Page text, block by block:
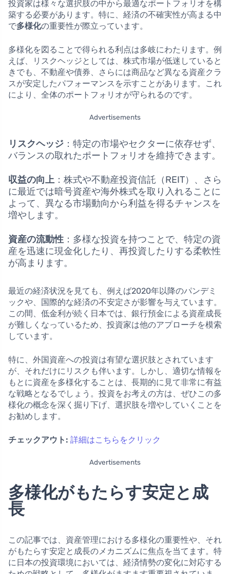
投資家は様々な選択肢の中から最適なポートフォリオを構
築する必要があります。特に、経済の不確実性が高まる中
で多様化の重要性が際立っています。
多様化を図ることで得られる利点は多岐にわたります。例
えば、リスクヘッジとしては、株式市場が低迷していると
きでも、不動産や債券、さらには商品など異なる資産クラ
スが安定したパフォーマンスを示すことがあります。これ
により、全体のポートフォリオが守られるのです。
Advertisements
リスクヘッジ ：特定の市場やセクターに依存せず、
バランスの取れたポートフォリオを維持できます。
収益の向上 ：株式や不動産投資信託（REIT）、さら
に最近では暗号資産や海外株式を取り入れることに
よって、異なる市場動向から利益を得るチャンスを
増やします。
資産の流動性 ：多様な投資を持つことで、特定の資
産を迅速に現金化したり、再投資したりする柔軟性
が高まります。
最近の経済状況を見ても、例えば2020年以降のパンデミ
ックや、国際的な経済の不安定さが影響を与えています。
この間、低金利が続く日本では、銀行預金による資産成長
が難しくなっているため、投資家は他のアプローチを模索
しています。
特に、外国資産への投資は有望な選択肢とされています
が、それだけにリスクも伴います。しかし、適切な情報を
もとに資産を多様化することは、長期的に見て非常に有益
な戦略となるでしょう。投資をお考えの方は、ぜひこの多
様化の概念を深く掘り下げ、選択肢を増やしていくことを
お勧めします。
チェックアウト: 詳細はこちらをクリック
Advertisements
多様化がもたらす安定と成
長
この記事では、資産管理における多様化の重要性や、それ
がもたらす安定と成長のメカニズムに焦点を当てます。特
に日本の投資環境においては、経済情勢の変化に対応する